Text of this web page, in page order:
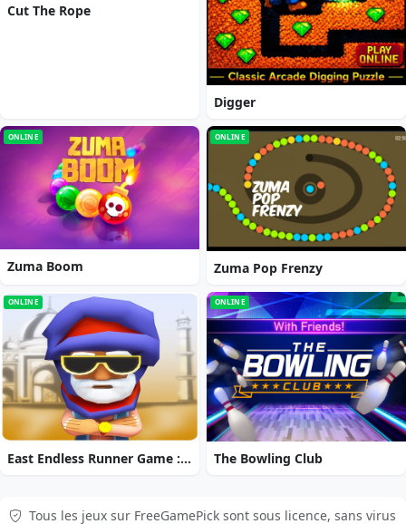
Cut The Rope
Digger
ONLINE
Zuma Boom
ONLINE
Zuma Pop Frenzy
ONLINE
East Endless Runner Game : Prince Rash Adventure
ONLINE
The Bowling Club
Tous les jeux sur FreeGamePick sont sous licence, sans virus